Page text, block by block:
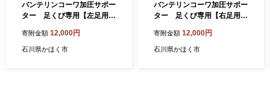
バンテリンコーワ加圧サポー
ター 足くび専用【左足用】
～Ｌ） ブラック １個 バ
ンテリン 国産 有名メーカー
寄附金額 12,000円
石川県かほく市
バンテリンコーワ加圧サポー
ター 足くび専用【右足用】
～Ｌ） ブラック １個 バ
ンテリン 国産 有名メーカー
寄附金額 12,000円
石川県かほく市